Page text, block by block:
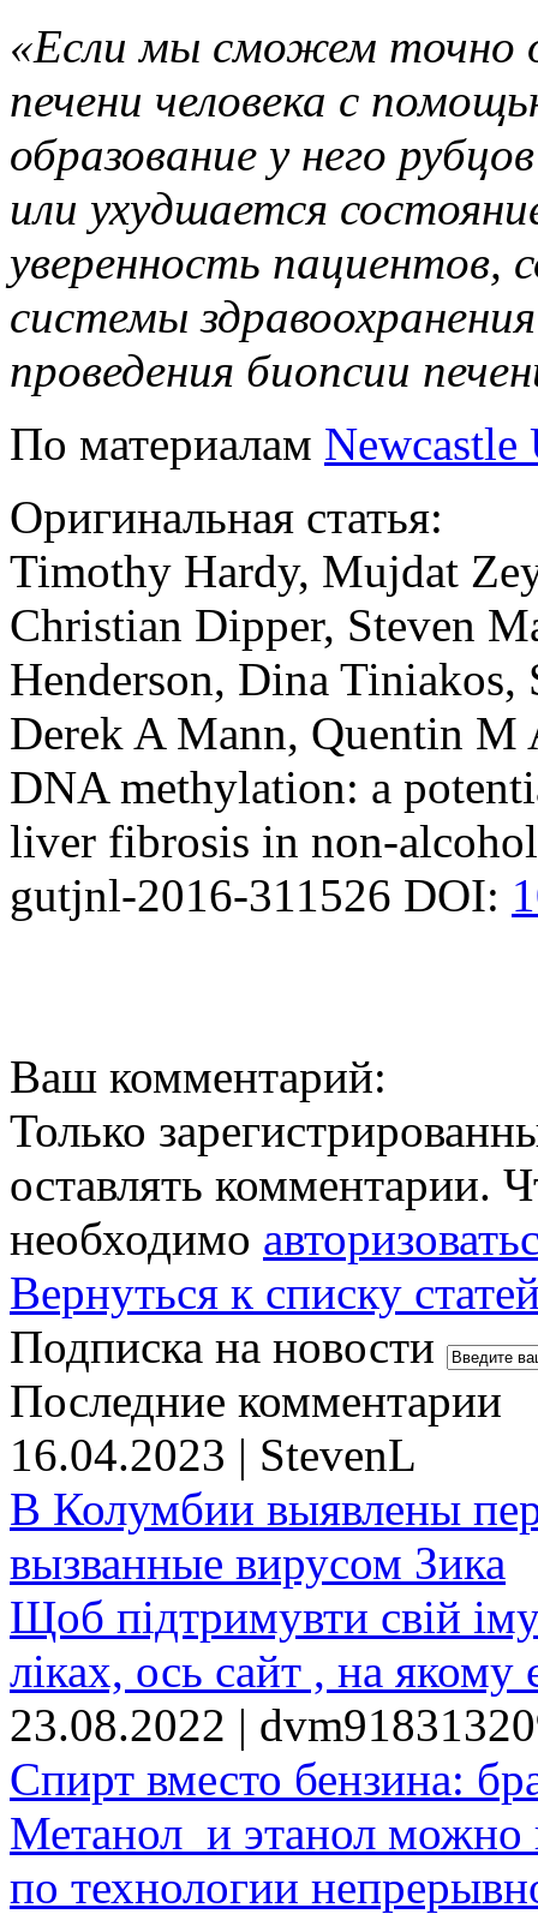
«Если мы сможем точно
печени человека с
образование у него
или ухудшается
уверенность пациентов,
системы
проведения биопсии
По материалам
Оригинальная статья:
Timothy Hardy, Mujdat
Christian Dipper, Steven
Henderson, Dina Tiniakos,
Derek A Mann, Quentin M
DNA methylation: a
liver fibrosis in non-
gutjnl-2016-311526 DOI:
Ваш комментарий:
Только
оставлять комментарии.
необходимо
Вернуться к списку
Подписка на новости
Последние комментарии
16.04.2023 | StevenL
В Колумбии выявлены
вызванные вирусом Зика
Щоб підтримувти свій
ліках, ось сайт , на якому
23.08.2022 |
Спирт вместо бензина:
Метанол и этанол можно
по технологии